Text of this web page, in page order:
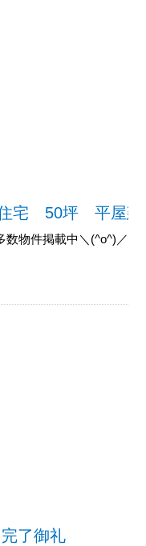
宅 50坪 平屋建
数物件掲載中＼(^o^)／
了御礼